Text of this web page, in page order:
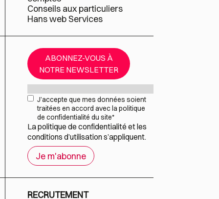
Conseils aux particuliers
Hans web Services
ABONNEZ-VOUS À
NOTRE NEWSLETTER
RGPD*
J’accepte que mes données soient
traitées en accord avec la politique
de confidentialité du site*
Lapolitique de confidentialité et les
conditions d’utilisations’appliquent.
RECRUTEMENT